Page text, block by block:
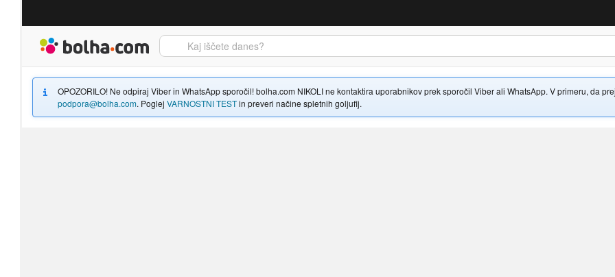
OPOZORILO! Ne odpiraj Viber in WhatsApp sporočil! bolha.com NIKOLI ne kontaktira uporabnikov prek sporočil Viber ali WhatsApp. V primeru, da
podpora@bolha.com. Poglej VARNOSTNI TESTin preveri načine spletnih goljufij.